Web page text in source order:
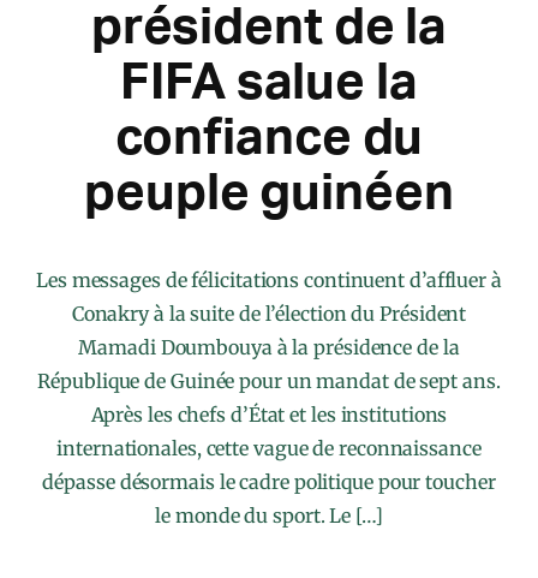
président de la
FIFA salue la
confiance du
peuple guinéen
Les messages de félicitations continuent d’affluer à
Conakry à la suite de l’élection du Président
Mamadi Doumbouya à la présidence de la
République de Guinée pour un mandat de sept ans.
Après les chefs d’État et les institutions
internationales, cette vague de reconnaissance
dépasse désormais le cadre politique pour toucher
le monde du sport. Le […]